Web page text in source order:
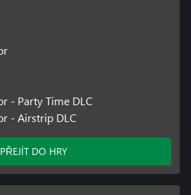
- Party Time DLC
- Airstrip DLC
PŘEJÍT DO HRY